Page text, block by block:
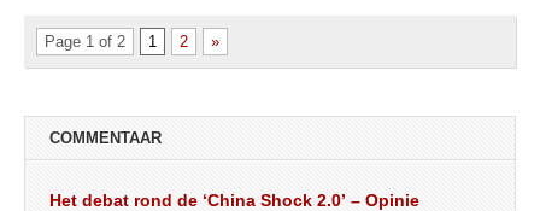
Page 1 of 2 1 2 »
COMMENTAAR
Het debat rond de ‘China Shock 2.0’ – Opinie